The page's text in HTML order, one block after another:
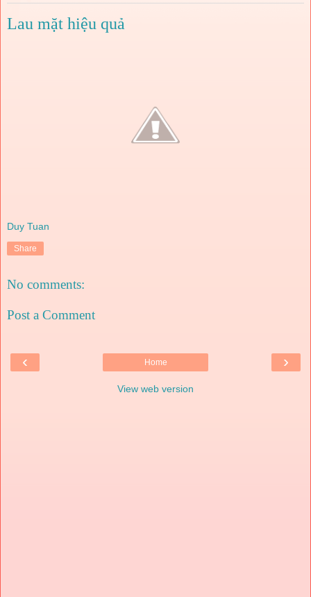
Lau mặt hiệu quả
Duy Tuan
Share
No comments:
Post a Comment
‹ ›
Home
View web version